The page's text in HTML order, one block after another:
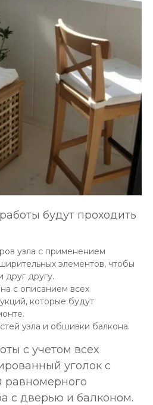
будут проходить
узла с применением
элементов, чтобы
друг другу.
с описанием всех
которые будут
узла и обшивки балкона.
с учетом всех
уголок с
равномерного
с дверью и балконом.